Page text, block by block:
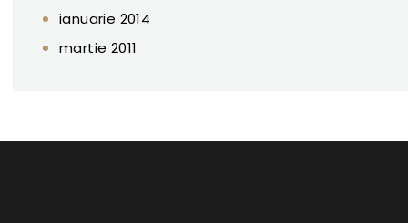
ianuarie 2014
martie 2011